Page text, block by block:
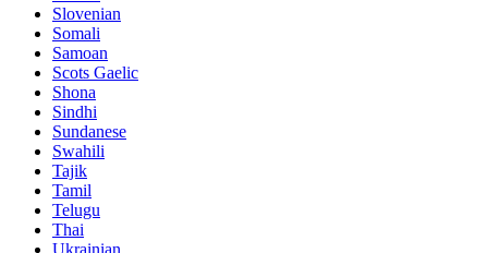
Slovenian
Somali
Samoan
Scots Gaelic
Shona
Sindhi
Sundanese
Swahili
Tajik
Tamil
Telugu
Thai
Ukrainian